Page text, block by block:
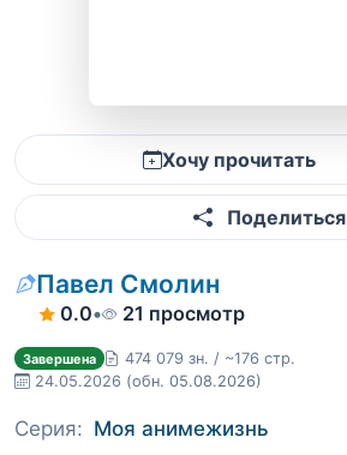
Хочу прочитать
Поделиться
Павел Смолин
0.0• 21 просмотр
Завершена
474 079 зн. / ~176 стр.
24.05.2026 (обн. 05.08.2026)
Серия: Моя анимежизнь